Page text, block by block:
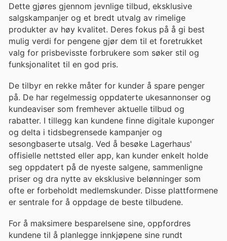
Dette gjøres gjennom jevnlige tilbud, eksklusive
salgskampanjer og et bredt utvalg av rimelige
produkter av høy kvalitet. Deres fokus på å gi best
mulig verdi for pengene gjør dem til et foretrukket
valg for prisbevisste forbrukere som søker stil og
funksjonalitet til en god pris.
De tilbyr en rekke måter for kunder å spare penger
på. De har regelmessig oppdaterte ukesannonser og
kundeaviser som fremhever aktuelle tilbud og
rabatter. I tillegg kan kundene finne digitale kuponger
og delta i tidsbegrensede kampanjer og
sesongbaserte utsalg. Ved å besøke Lagerhaus'
offisielle nettsted eller app, kan kunder enkelt holde
seg oppdatert på de nyeste salgene, sammenligne
priser og dra nytte av eksklusive belønninger som
ofte er forbeholdt medlemskunder. Disse plattformene
er sentrale for å oppdage de beste tilbudene.
For å maksimere besparelsene sine, oppfordres
kundene til å planlegge innkjøpene sine rundt